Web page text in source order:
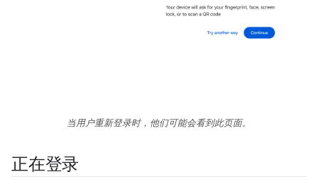
当用户重新登录时，他们可能会看到此页面。
正在登录